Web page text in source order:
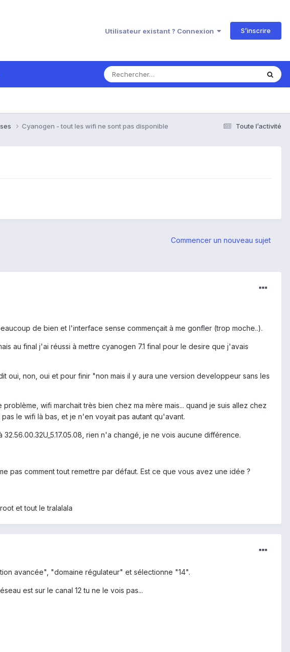
Utilisateur existant ? Connexion S’inscrire
Toute l’activité
Cyanogen - tout les wifi ne sont pas disponible
Commencer un nouveau sujet
de bien et l'interface sense commençait à me gonfler (trop moche..).
au final j'ai réussi à mettre cyanogen 7.1 final pour le desire que j'avais
oui, non, oui et pour finir "non mais il y aura une version developpeur sans les
wifi marchait très bien chez ma mère mais... quand je suis allez chez
le wifi là bas, et je n'en voyait pas autant qu'avant.
rien n'a changé, je ne vois aucune différence.
pas comment tout remettre par défaut. Est ce que vous avez une idée ?
et tout le tralalala
avancée", "domaine régulateur" et sélectionne "14".
est sur le canal 12 tu ne le vois pas...